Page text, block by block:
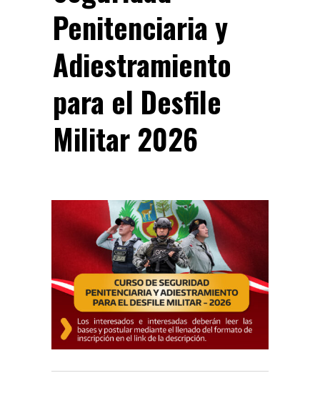
Penitenciaria y
Adiestramiento
para el Desfile
Militar 2026